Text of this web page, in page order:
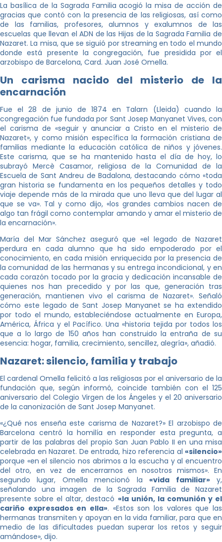
La basílica de la Sagrada Familia acogió la misa de acción de
gracias que contó con la presencia de las religiosas, así como
de las familias, profesores, alumnos y exalumnos de las
escuelas que llevan el ADN de las Hijas de la Sagrada Familia de
Nazaret. La misa, que se siguió por streaming en todo el mundo
donde está presente la congregación, fue presidida por el
arzobispo de Barcelona, ​​Card. Juan José Omella.
Un carisma nacido del misterio de la
encarnación
Fue el 28 de junio de 1874 en Talarn (Lleida) cuando la
congregación fue fundada por Sant Josep Manyanet Vives, con
el carisma de «seguir y anunciar a Cristo en el misterio de
Nazaret», y como misión específica la formación cristiana de
familias mediante la educación católica de niños y jóvenes.
Este carisma, que se ha mantenido hasta el día de hoy, lo
subrayó Mercè Casamor, religiosa de la Comunidad de la
Escuela de Sant Andreu de Badalona, ​​destacando cómo «toda
gran historia se fundamenta en los pequeños detalles y todo
viaje depende más de la mirada que uno lleva que del lugar al
que se va». Tal y como dijo, «los grandes cambios nacen de
algo tan frágil como contemplar amando y amar el misterio de
la encarnación».
María del Mar Sánchez aseguró que «el legado de Nazaret
perdura en cada alumno que ha sido empoderado por el
conocimiento, en cada misión enriquecida por la presencia de
la comunidad de las hermanas y su entrega incondicional, y en
cada corazón tocado por la gracia y dedicación incansable de
quienes nos han precedido y por las que, generación tras
generación, mantienen vivo el carisma de Nazaret». Señaló
cómo este legado de Sant Josep Manyanet se ha extendido
por todo el mundo, estableciéndose actualmente en Europa,
América, África y el Pacífico. Una «historia tejida por todos los
que a lo largo de 150 años han construido la entraña de su
esencia: hogar, familia, crecimiento, sencillez, alegría», añadió.
Nazaret: silencio, familia y trabajo
El cardenal Omella felicitó a las religiosas por el aniversario de la
fundación que, según informó, coincide también con el 125
aniversario del Colegio Virgen de los Ángeles y el 20 aniversario
de la canonización de Sant Josep Manyanet.
«¿Qué nos enseña este carisma de Nazaret?» El arzobispo de
Barcelona centró la homilía en responder esta pregunta, a
partir de las palabras del propio San Juan Pablo II en una misa
celebrada en Nazaret. De entrada, hizo referencia al «silencio»
porque «en el silencio nos abrimos a la escucha y al encuentro
del otro, en vez de encerrarnos en nosotros mismos». En
segundo lugar, Omella mencionó la«vida familiar» y,
señalando una imagen de la Sagrada Familia de Nazaret
presente sobre el altar, destacó «la unión, la comunión y el
cariño expresados en ella». «Estos son los valores que las
hermanas transmiten y apoyan en la vida familiar, para que en
medio de las dificultades puedan superar los retos y seguir
amándose», dijo.